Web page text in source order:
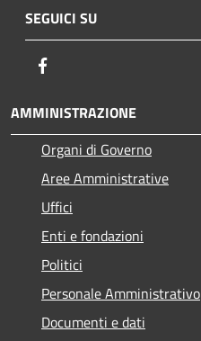
SEGUICI SU
AMMINISTRAZIONE
Organi di Governo
Aree Amministrative
Uffici
Enti e fondazioni
Politici
Personale Amministrativo
Documenti e dati